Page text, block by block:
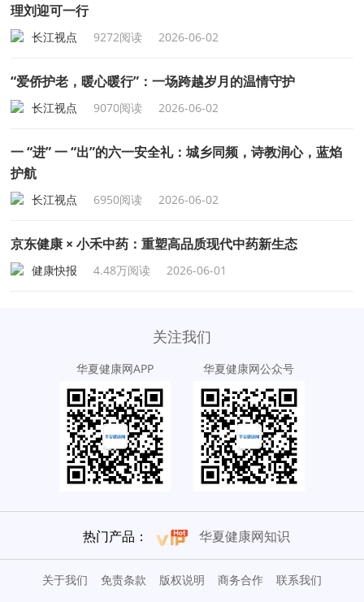
理刘迎可一行
长江视点 9272阅读 2026-06-02
“爱侨护老，暖心暖行”：一场跨越岁月的温情守护
长江视点 9070阅读 2026-06-02
一 “进” 一 “出”的六一安全礼：城乡同频，诗教润心，蓝焰
护航
长江视点 6950阅读 2026-06-02
京东健康 × 小禾中药：重塑高品质现代中药新生态
健康快报 4.48万阅读 2026-06-01
关注我们
华夏健康网APP 华夏健康网公众号
热门产品： 华夏健康网知识
关于我们 免责条款 版权说明 商务合作 联系我们